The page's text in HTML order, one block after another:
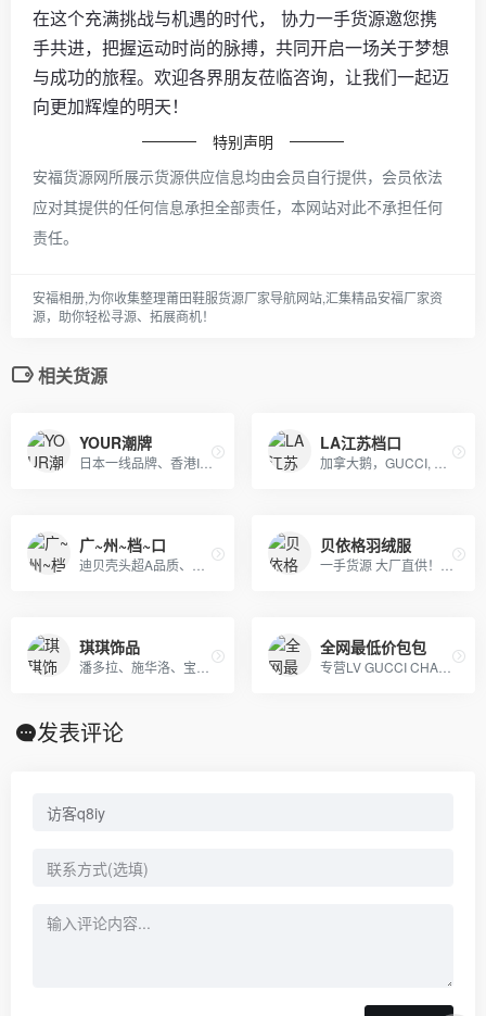
在这个充满挑战与机遇的时代， 协力一手货源邀您携
手共进，把握运动时尚的脉搏，共同开启一场关于梦想
与成功的旅程。欢迎各界朋友莅临咨询，让我们一起迈
向更加辉煌的明天！
特别声明
安福货源网所展示货源供应信息均由会员自行提供，会员依法
应对其提供的任何信息承担全部责任，本网站对此不承担任何
责任。
安福相册,为你收集整理莆田鞋服货源厂家导航网站,汇集精品安福厂家资
源，助你轻松寻源、拓展商机！
相关货源
YOUR潮牌 LA江苏档口
广~州~档~口 贝依格羽绒服
琪琪饰品 全网最低价包包
发表评论